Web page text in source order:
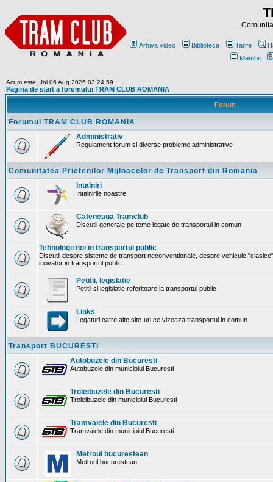
Arhiva video Biblioteca Tarife
Membri
Acum este: Joi 06 Aug 2026 03:24:59
Pagina de start a forumului TRAM CLUB ROMANIA
Forum
Forumul TRAM CLUB ROMANIA
Administrativ
Regulament forum si diverse probleme administrative
Comunitatea Prietenilor Mijloacelor de Transport din Romania
Intalniri
Intalnirile noastre
Cafeneaua Tramclub
Discutii generale pe teme legate de transportul in comun
Tehnologii noi in transportul public
Discutii despre sisteme de transport neconventionale, despre vehicule
inovator in transportul public.
Petitii, legislatie
Petitii si legislatie referitoare la transportul public
Links
Legaturi catre alte site-uri ce vizeaza transportul in comun
Transport BUCURESTI
Autobuzele din Bucuresti
Autobuzele din municipiul Bucuresti
Troleibuzele din Bucuresti
Troleibuzele din municipiul Bucuresti
Tramvaiele din Bucuresti
Tramvaiele din municipiul Bucuresti
Metroul bucurestean
Metroul bucurestean